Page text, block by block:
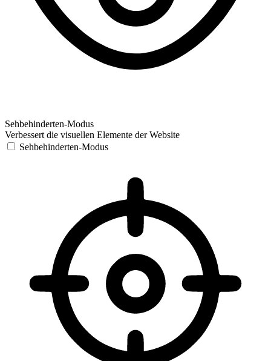
Sehbehinderten-Modus
Verbessert die visuellen Elemente der Website
Sehbehinderten-Modus